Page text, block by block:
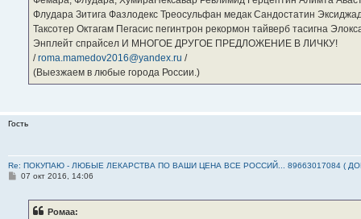
Флудара Зитига Фазлодекс Треосульфан медак Сандостатин
Таксотер Октагам Пегасис пегинтрон рекормон тайверб тасигна
Энплейт спрайсел И МНОГОЕ ДРУГОЕ ПРЕДЛОЖЕНИЕ В ЛИЧКУ!
/roma.mamedov2016@yandex.ru /
(Выезжаем в любые города России.)
Гость
Re: ПОКУПАЮ - ЛЮБЫЕ ЛЕКАРСТВА ПО ВАШИ ЦЕНА ВСЕ РОССИЙ... 89663017084 (
С07 окт 2016, 14:06
Ромаа: